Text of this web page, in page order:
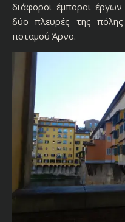
διάφοροι έμποροι
δύο πλευρές της
ποταμού Άρνο.